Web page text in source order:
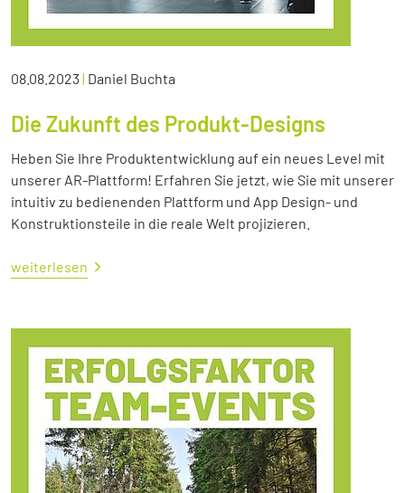
08.08.2023| Daniel Buchta
Die Zukunft des Produkt-Designs
Heben Sie Ihre Produktentwicklung auf ein neues Level mit
unserer AR-Plattform! Erfahren Sie jetzt, wie Sie mit unserer
intuitiv zu bedienenden Plattform und App Design- und
Konstruktionsteile in die reale Welt projizieren.
weiterlesen